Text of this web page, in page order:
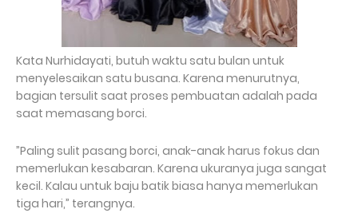
Kata Nurhidayati, butuh waktu satu bulan untuk
menyelesaikan satu busana. Karena menurutnya,
bagian tersulit saat proses pembuatan adalah pada
saat memasang borci.
”Paling sulit pasang borci, anak-anak harus fokus dan
memerlukan kesabaran. Karena ukuranya juga sangat
kecil. Kalau untuk baju batik biasa hanya memerlukan
tiga hari,” terangnya.